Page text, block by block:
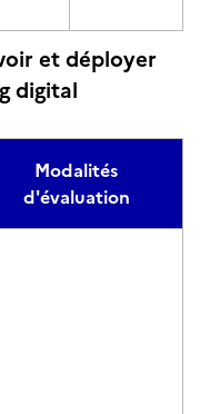
et déployer
digital
Modalités
d'évaluation